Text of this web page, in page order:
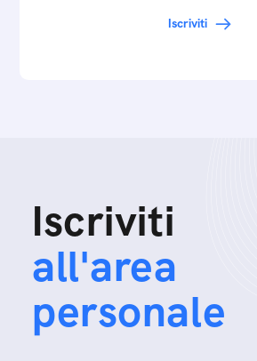
Iscriviti
Iscriviti
all'area
personale